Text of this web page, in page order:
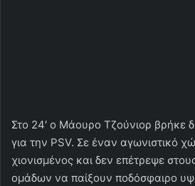
Στο 24′ ο Μάουρο Τζούνιορ βρήκε
για την PSV. Σε έναν αγωνιστικό
χιονισμένος και δεν επέτρεψε
ομάδων να παίξουν ποδόσφαιρο